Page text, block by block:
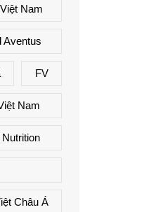
Nam
Aventus
FV
Nam
Châu Á